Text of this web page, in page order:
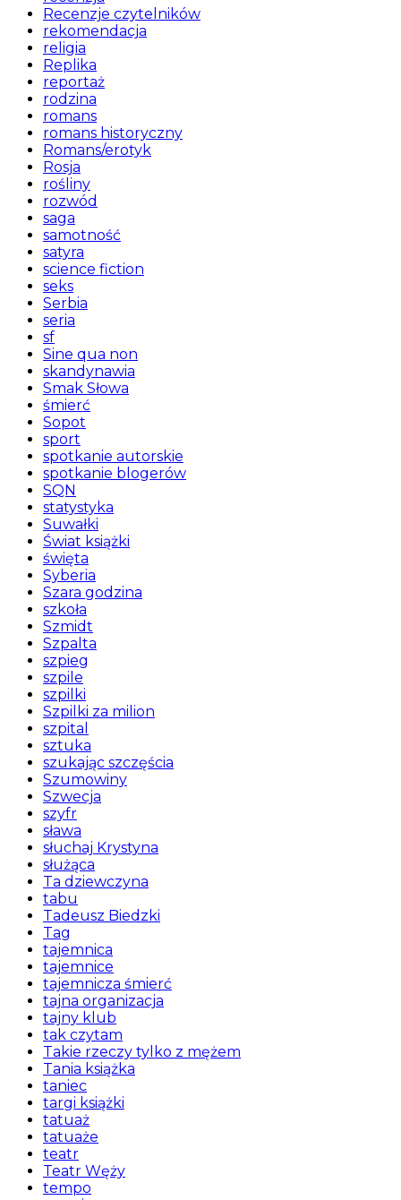
Recenzje czytelników
rekomendacja
religia
Replika
reportaż
rodzina
romans
romans historyczny
Romans/erotyk
Rosja
rośliny
rozwód
saga
samotność
satyra
science fiction
seks
Serbia
seria
sf
Sine qua non
skandynawia
Smak Słowa
śmierć
Sopot
sport
spotkanie autorskie
spotkanie blogerów
SQN
statystyka
Suwałki
Świat książki
święta
Syberia
Szara godzina
szkoła
Szmidt
Szpalta
szpieg
szpile
szpilki
Szpilki za milion
szpital
sztuka
szukając szczęścia
Szumowiny
Szwecja
szyfr
sława
słuchaj Krystyna
służąca
Ta dziewczyna
tabu
Tadeusz Biedzki
Tag
tajemnica
tajemnice
tajemnicza śmierć
tajna organizacja
tajny klub
tak czytam
Takie rzeczy tylko z mężem
Tania książka
taniec
targi książki
tatuaż
tatuaże
teatr
Teatr Węży
tempo